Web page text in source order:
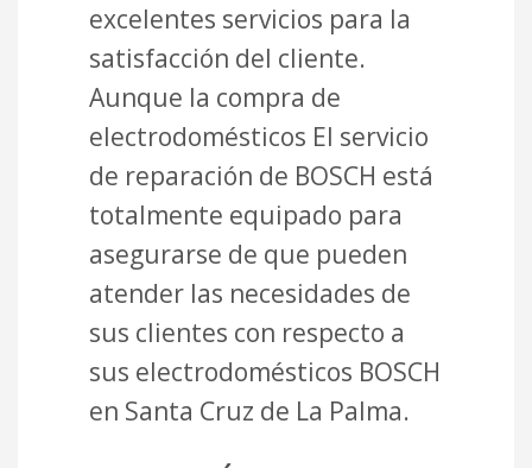
excelentes servicios para la
satisfacción del cliente.
Aunque la compra de
electrodomésticos El servicio
de reparación de BOSCH está
totalmente equipado para
asegurarse de que pueden
atender las necesidades de
sus clientes con respecto a
sus electrodomésticos BOSCH
en Santa Cruz de La Palma.